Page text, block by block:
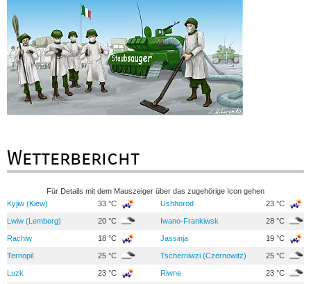
Wetterbericht
Für Details mit dem Mauszeiger über das zugehörige Icon gehen
Kyjiw (Kiew)
33 °C Ushhorod 23 °C
Lwiw (Lemberg) 20 °C Iwano-Frankiwsk 28 °C
Rachiw 18 °C Jassinja 19 °C
Ternopil 25 °C Tscherniwzi (Czernowitz) 25 °C
Luzk 23 °C Riwne 23 °C